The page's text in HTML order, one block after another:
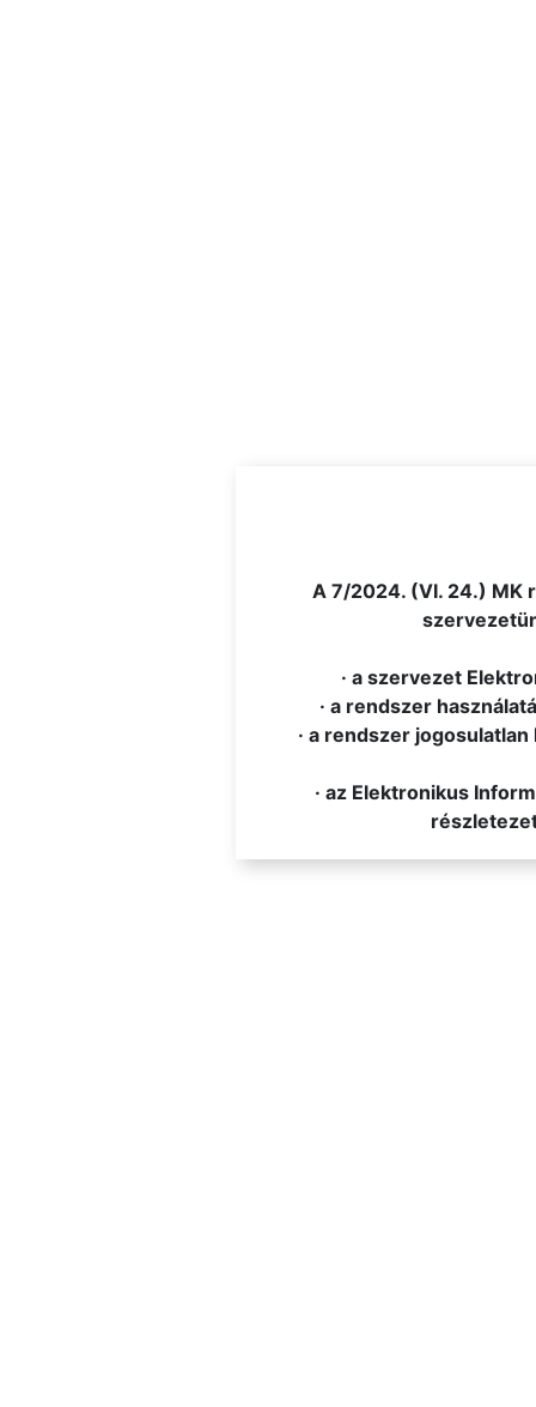
A 7/2024. (VI. 24.) MK
· a szervezet
· a rendszer
· a rendszer
· az Elektronikus